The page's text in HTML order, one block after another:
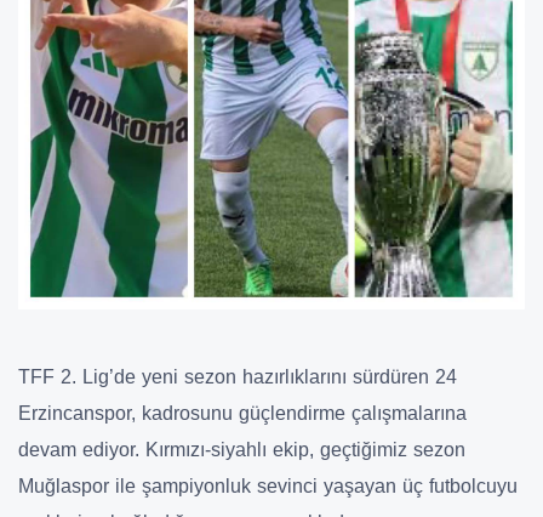
TFF 2. Lig’de yeni sezon hazırlıklarını sürdüren 24
Erzincanspor, kadrosunu güçlendirme çalışmalarına
devam ediyor. Kırmızı-siyahlı ekip, geçtiğimiz sezon
Muğlaspor ile şampiyonluk sevinci yaşayan üç futbolcuyu